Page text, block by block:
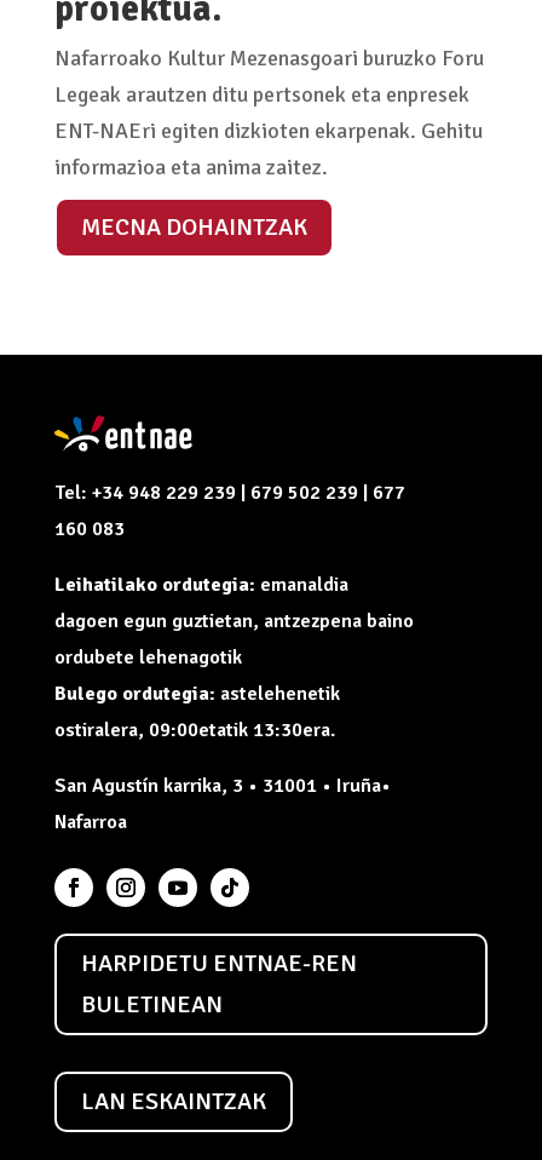
ENT-NAE finantzatzen
lagun dezakezu, MECNA
zigiluarekin bermatutako
proiektua.
ENT-NAEri egiten dizkioten ekarpenak. Gehitu
MECNA DOHAINTZAK
Tel: +34 948 229 239 | 679 502 239 | 677
Leihatilako ordutegia:
ordubete lehenagotik
Bulego ordutegia:astelehenetik
ostiralera, 09:00etatik 13:30era.
San Agustín karrika, 3 • 31001 • Iruña•
Nafarroa